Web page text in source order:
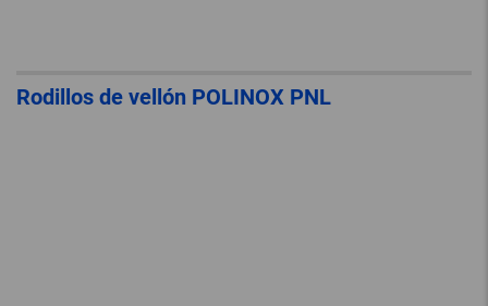
Rodillos de vellón POLINOX PNL